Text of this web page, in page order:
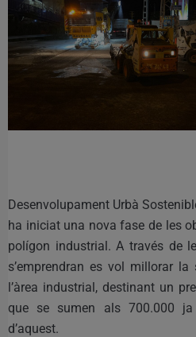
Desenvolupament Urbà
ha iniciat una nova fase de les
polígon industrial. A través de
s’emprendran es vol millorar
l’àrea industrial, destinant un
que se sumen als 700.000
d’aquest.